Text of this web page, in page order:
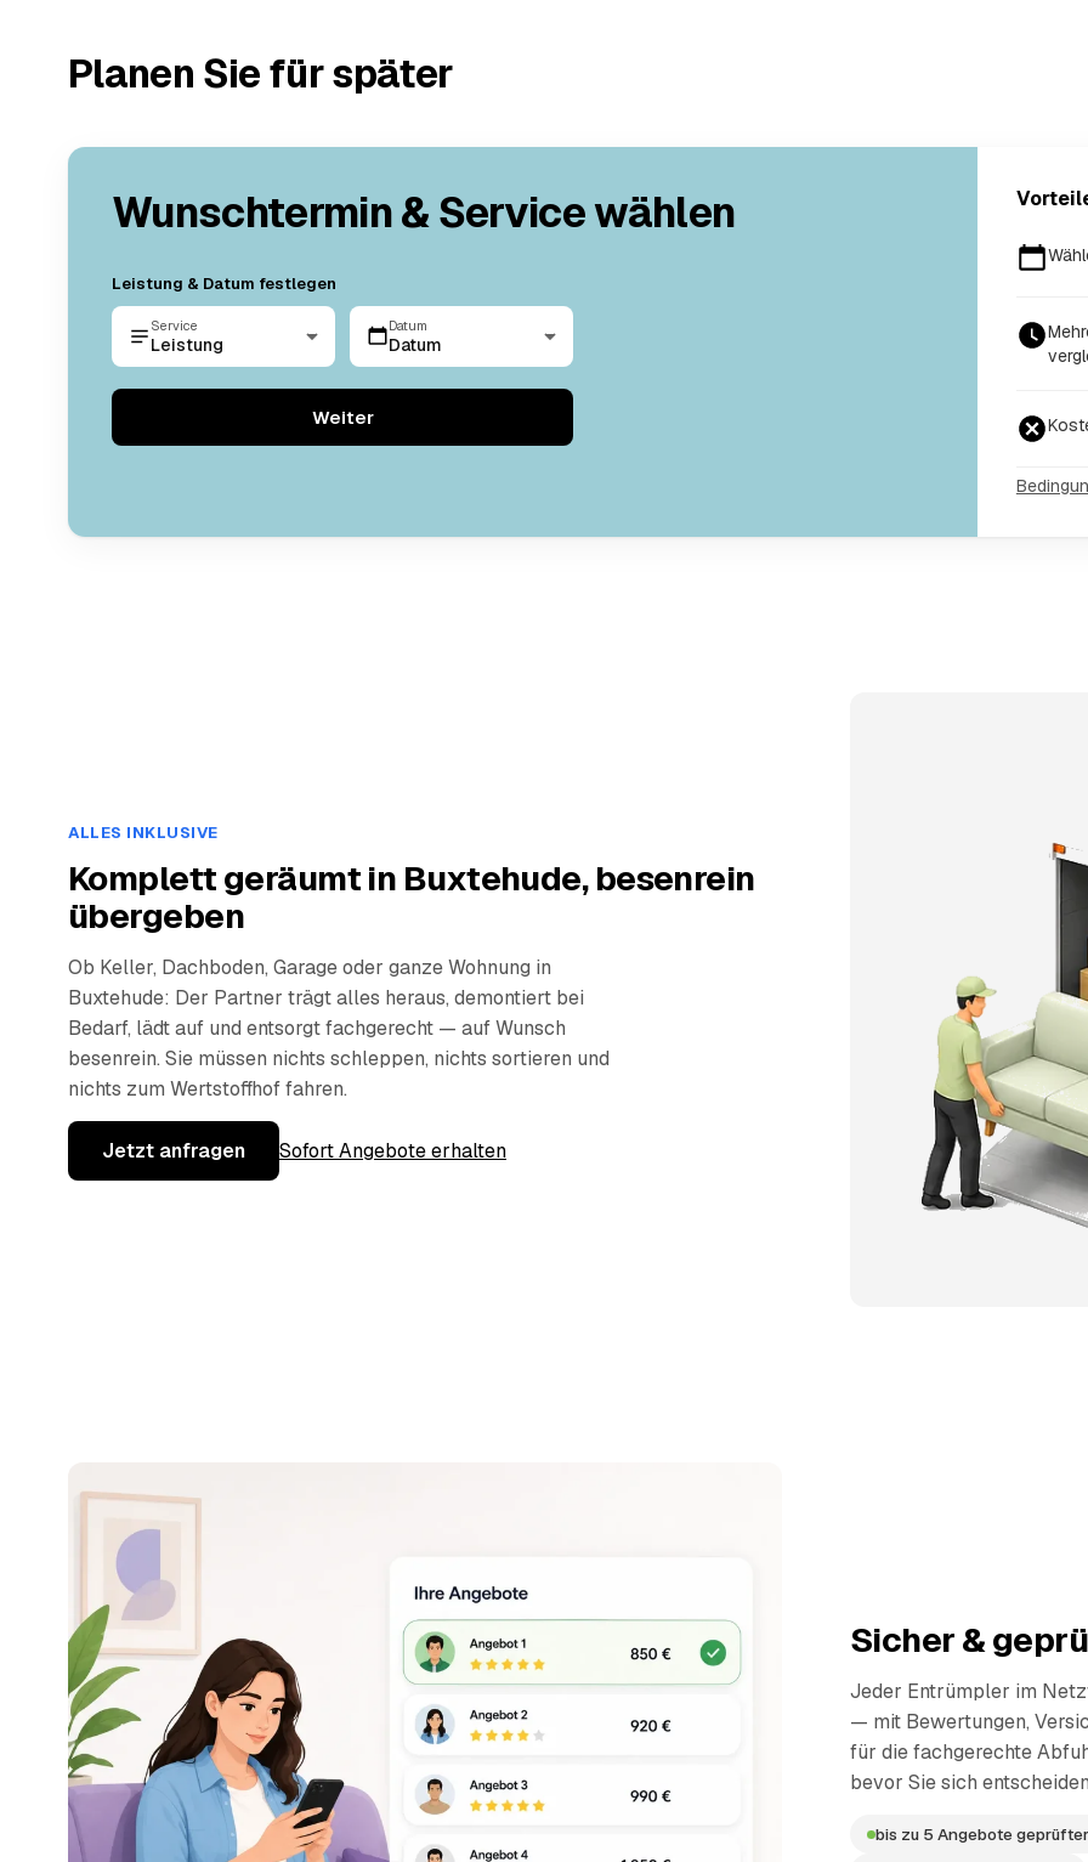
Planen Sie für später
Wunschtermin & Service wählen
Leistung & Datum festlegen
Service
Leistung
Datum
Datum
Weiter
ALLES INKLUSIVE
Komplett geräumt in Buxtehude, besenrein
übergeben
Ob Keller, Dachboden, Garage oder ganze Wohnung in
Buxtehude: Der Partner trägt alles heraus, demontiert bei
Bedarf, lädt auf und entsorgt fachgerecht — auf Wunsch
besenrein. Sie müssen nichts schleppen, nichts sortieren und
nichts zum Wertstoffhof fahren.
Jetzt anfragen Sofort Angebote erhalten
Sicher &
Jeder Entrümpler im
— mit Bewertungen,
für die fachgerechte
bevor Sie sich
bis zu 5 Angebote